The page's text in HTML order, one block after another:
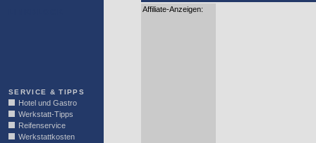
SERVICE & TIPPS
Hotel und Gastro
Werkstatt-Tipps
Reifenservice
Werkstattkosten
Affiliate-Anzeigen: